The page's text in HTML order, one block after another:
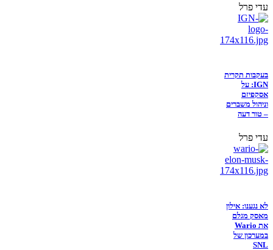
עדי פרל
בעקבות תקרית
IGN: על
אסקפיזם
וניהול משברים
– טור דעה
עדי פרל
לא נגענו: אילון
מאסק מגלם
את Wario
במערכון של
SNL